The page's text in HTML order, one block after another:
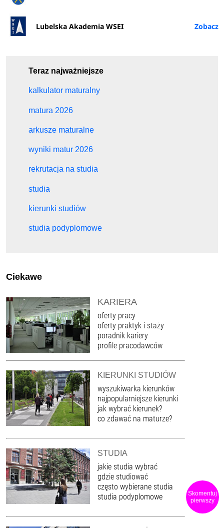
Skomentuj
pierwszy
Lubelska Akademia WSEI
Teraz najważniejsze
kalkulator maturalny
matura 2026
arkusze maturalne
wyniki matur 2026
rekrutacja na studia
studia
kierunki studiów
studia podyplomowe
Ciekawe
KARIERA
oferty pracy
oferty praktyk i staży
poradnik kariery
profile pracodawców
KIERUNKI STUDIÓW
wyszukiwarka kierunków
najpopularniejsze kierunki
jak wybrać kierunek?
co zdawać na maturze?
STUDIA
jakie studia wybrać
gdzie studiować
często wybierane studia
studia podyplomowe